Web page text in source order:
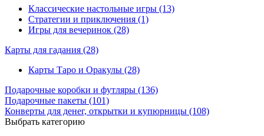
Классические настольные игры (13)
Стратегии и приключения (1)
Игры для вечеринок (28)
Карты для гадания (28)
Карты Таро и Оракулы (28)
Подарочные коробки и футляры (136)
Подарочные пакеты (101)
Конверты для денег, открытки и купюрницы (108)
Выбрать категорию